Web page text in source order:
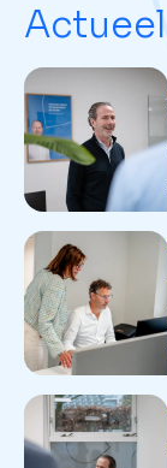
Actueel